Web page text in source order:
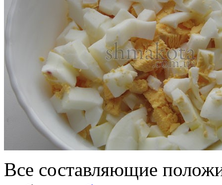
Все составляющие